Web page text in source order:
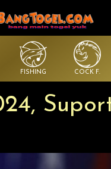
FISHING COCK F.